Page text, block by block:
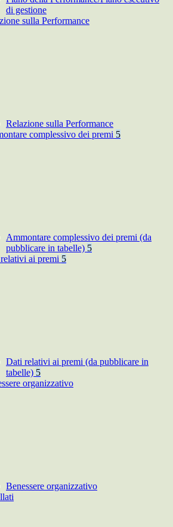
di gestione
sulla Performance
Relazione sulla Performance
complessivo dei premi 5
Ammontare complessivo dei premi (da
pubblicare in tabelle) 5
ai premi 5
Dati relativi ai premi (da pubblicare in
tabelle) 5
organizzativo
Benessere organizzativo